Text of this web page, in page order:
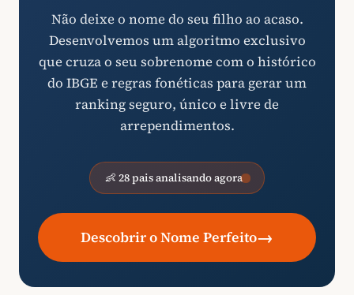
Não deixe o nome do seu filho ao acaso.
Desenvolvemos um algoritmo exclusivo
que cruza o seu sobrenome com o histórico
do IBGE e regras fonéticas para gerar um
ranking seguro, único e livre de
arrependimentos.
👶 28 pais analisando agora
Descobrir o Nome Perfeito→